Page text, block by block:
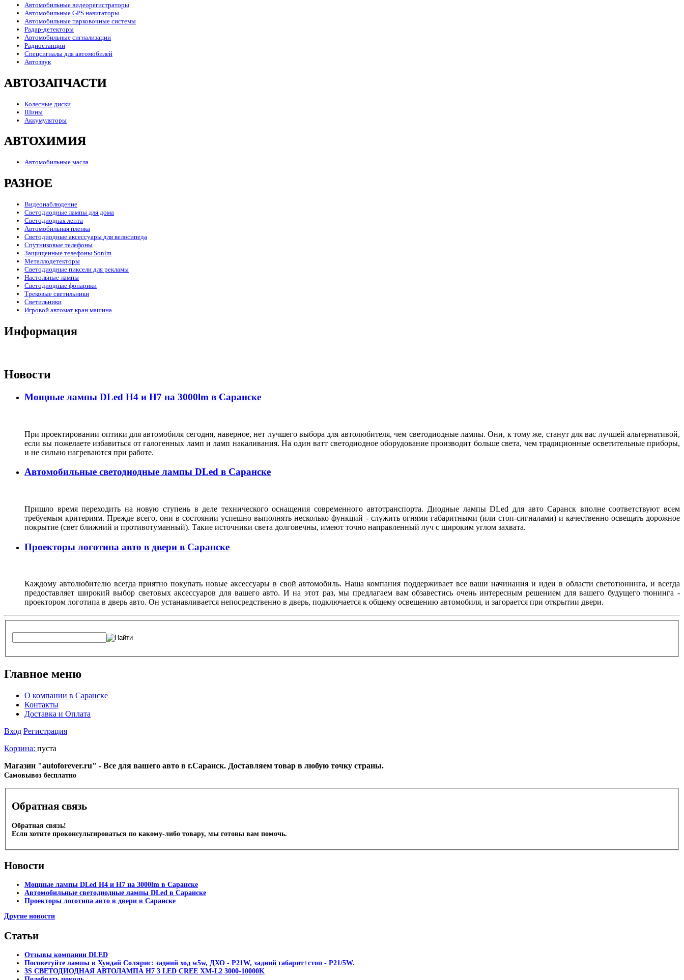
Автомобильные видеорегистраторы
Автомобильные GPS навигаторы
Автомобильные парковочные системы
Радар-детекторы
Автомобильные сигнализации
Радиостанции
Спецсигналы для автомобилей
Автозвук
АВТОЗАПЧАСТИ
Колесные диски
Шины
Аккумуляторы
АВТОХИМИЯ
Автомобильные масла
РАЗНОЕ
Видеонаблюдение
Светодиодные лампы для дома
Светодиодная лента
Автомобильная пленка
Светодиодные аксессуары для велосипеда
Спутниковые телефоны
Защищенные телефоны Sonim
Металлодетекторы
Светодиодные пиксели для рекламы
Настольные лампы
Светодиодные фонарики
Трековые светильники
Светильники
Игровой автомат кран машина
Информация
Новости
Мощные лампы DLed H4 и H7 на 3000lm в Саранске
При проектировании оптики для автомобиля сегодня, наверное, нет лучшего выбора для автолюбителя, чем светодиодные лампы. Они, к тому же, станут для вас лучшей альтернативой,
если вы пожелаете избавиться от галогенных ламп и ламп накаливания. На один ватт светодиодное оборудование производит больше света, чем традиционные осветительные приборы,
и не сильно нагреваются при работе.
Автомобильные светодиодные лампы DLed в Саранске
Пришло время переходить на новую ступень в деле технического оснащения современного автотранспорта. Диодные лампы DLed для авто Саранск вполне соответствуют всем
требуемым критериям. Прежде всего, они в состоянии успешно выполнять несколько функций - служить огнями габаритными (или стоп-сигналами) и качественно освещать дорожное
покрытие (свет ближний и противотуманный). Такие источники света долговечны, имеют точно направленный луч с широким углом захвата.
Проекторы логотипа авто в двери в Саранске
Каждому автолюбителю всегда приятно покупать новые аксессуары в свой автомобиль. Наша компания поддерживает все ваши начинания и идеи в области светотюнинга, и всегда
предоставляет широкий выбор световых аксессуаров для вашего авто. И на этот раз, мы предлагаем вам обзавестись очень интересным решением для вашего будущего тюнинга -
проектором логотипа в дверь авто. Он устанавливается непосредственно в дверь, подключается к общему освещению автомобиля, и загорается при открытии двери.
Главное меню
О компании в Саранске
Контакты
Доставка и Оплата
Вход Регистрация
Корзина: пуста
Магазин "autoforever.ru" - Все для вашего авто в г.Саранск. Доставляем товар в любую точку страны.
Cамовывоз бесплатно
Обратная связь
Обратная связь!
Если хотите проконсультироваться по какому-либо товару, мы готовы вам помочь.
Новости
Мощные лампы DLed H4 и H7 на 3000lm в Саранске
Автомобильные светодиодные лампы DLed в Саранске
Проекторы логотипа авто в двери в Саранске
Другие новости
Статьи
Отзывы компании DLED
Посоветуйте лампы в Хундай Солярис: задний ход w5w, ДХО - P21W, задний габарит+стоп - P21/5W.
3S СВЕТОДИОДНАЯ АВТОЛАМПА H7 3 LED CREE XM-L2 3000-10000K